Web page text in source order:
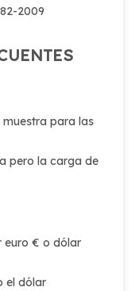
2009
muestra para las
pero la carga de
euro € o dólar
el dólar